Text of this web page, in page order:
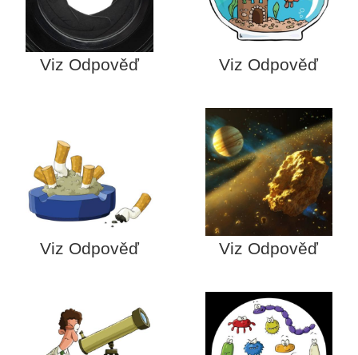
Viz Odpověď Viz Odpověď
Viz Odpověď Viz Odpověď